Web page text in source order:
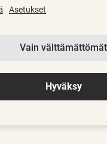
8700
Asetukset
Vain välttämättömät
Hyväksy